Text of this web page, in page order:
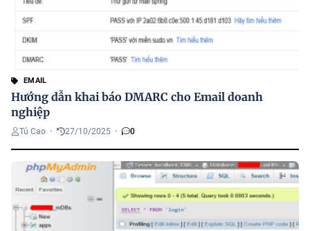
EMAIL
Hướng dẫn khai báo DMARC cho Email doanh
nghiệp
Tú Cao • 27/10/2025 • 0